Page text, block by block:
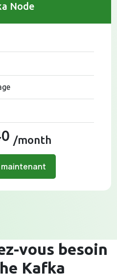
Node
/month
vous besoin
Kafka